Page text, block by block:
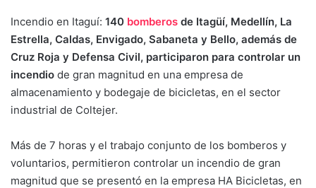
Incendio en Itaguí: 140 bomberos de Itagüí, Medellín, La
Estrella, Caldas, Envigado, Sabaneta y Bello, además de
Cruz Roja y Defensa Civil, participaron para controlar un
incendio de gran magnitud en una empresa de
almacenamiento y bodegaje de bicicletas, en el sector
industrial de Coltejer.
Más de 7 horas y el trabajo conjunto de los bomberos y
voluntarios, permitieron controlar un incendio de gran
magnitud que se presentó en la empresa HA Bicicletas, en